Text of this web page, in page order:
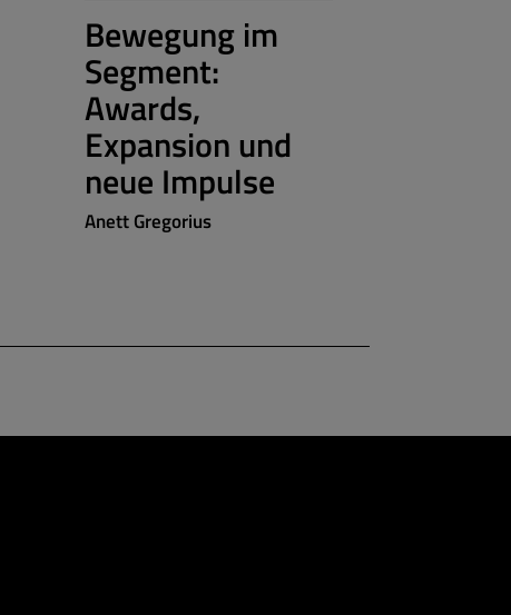
Bewegung im
Segment:
Awards,
Expansion und
neue Impulse
Anett Gregorius